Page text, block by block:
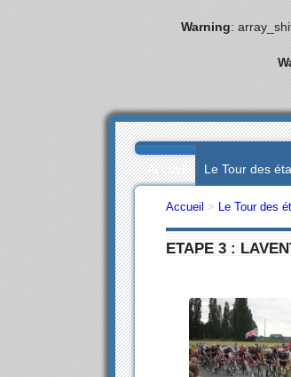
Warning:
Accueil Le Tour des
Accueil > Le Tour des
ETAPE 3 :